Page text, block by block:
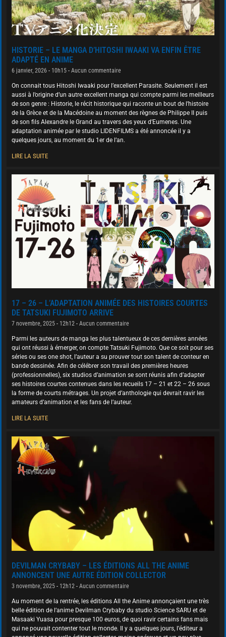
HISTORIE – LE MANGA D’HITOSHI IWAAKI VA ENFIN ÊTRE
ADAPTÉ EN ANIME
6 janvier, 2026 10h15 Aucun commentaire
On connait tous Hitoshi Iwaaki pour l’excellent Parasite. Seulement il est
aussi à l’origine d’un autre excellent manga qui compte parmi les meilleurs
de son genre : Historie, le récit historique qui raconte un bout de l’histoire
de la Grèce et de la Macédoine au moment des règnes de Philippe II puis
de son fils Alexandre le Grand au travers des yeux d’Eumenes. Une
adaptation animée par le studio LIDENFILMS a été annoncée il y a
quelques jours, au moment du 1er de l’an.
LIRE LA SUITE
17 – 26 – L’ADAPTATION ANIMÉE DES HISTOIRES COURTES
DE TATSUKI FUJIMOTO ARRIVE
7 novembre, 2025 12h12 Aucun commentaire
Parmi les auteurs de manga les plus talentueux de ces dernières années
qui ont réussi à émerger, on compte Tatsuki Fujimoto. Que ce soit pour ses
séries ou ses one shot, l’auteur a su prouver tout son talent de conteur en
bande dessinée. Afin de célébrer son travail des premières heures
(professionnelles), six studios d’animation se sont réunis afin d’adapter
ses histoires courtes contenues dans les recueils 17 – 21 et 22 – 26 sous
la forme de courts métrages. Un projet d’anthologie qui devrait ravir les
amateurs d’animation et les fans de l’auteur.
LIRE LA SUITE
DEVILMAN CRYBABY – LES ÉDITIONS ALL THE ANIME
ANNONCENT UNE AUTRE ÉDITION COLLECTOR
3 novembre, 2025 12h12 Aucun commentaire
Au moment de la rentrée, les éditions All the Anime annonçaient une très
belle édition de l’anime Devilman Crybaby du studio Science SARU et de
Masaaki Yuasa pour presque 100 euros, de quoi ravir certains fans mais
qui ne pouvait contenter tout le monde. Il y a quelques jours, l’éditeur a